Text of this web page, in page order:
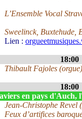
L’Ensemble Vocal
Sweelinck, Buxtehude,
Lien :
18:00
Thibault Fajoles (orgue)
18:00
en pays d'Auch,
Jean-Christophe Revel
Feux d’artifices